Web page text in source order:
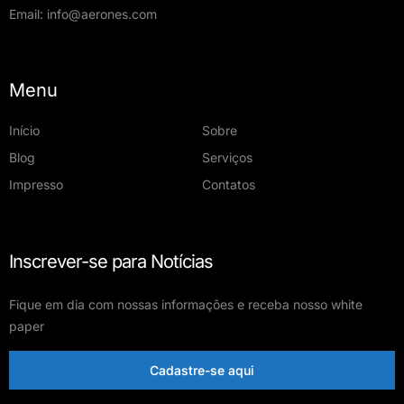
Email: info@aerones.com
Menu
Início
Sobre
Blog
Serviços
Impresso
Contatos
Inscrever-se para Notícias
Fique em dia com nossas informações e receba nosso white
paper
Cadastre-se aqui